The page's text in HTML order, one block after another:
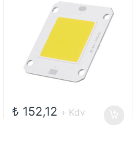
26,15 - ₺ 30,90
var. Seçenekler ürün
₺ 152,12 + Kdv